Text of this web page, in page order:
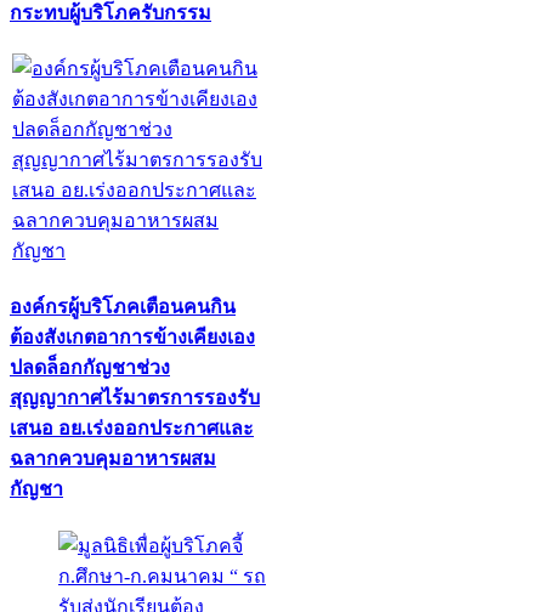
กระทบผู้บริโภครับกรรม
องค์กรผู้บริโภคเตือนคนกิน
ต้องสังเกตอาการข้างเคียงเอง
ปลดล็อกกัญชาช่วง
สุญญากาศไร้มาตรการรองรับ
เสนอ อย.เร่งออกประกาศและ
ฉลากควบคุมอาหารผสม
กัญชา